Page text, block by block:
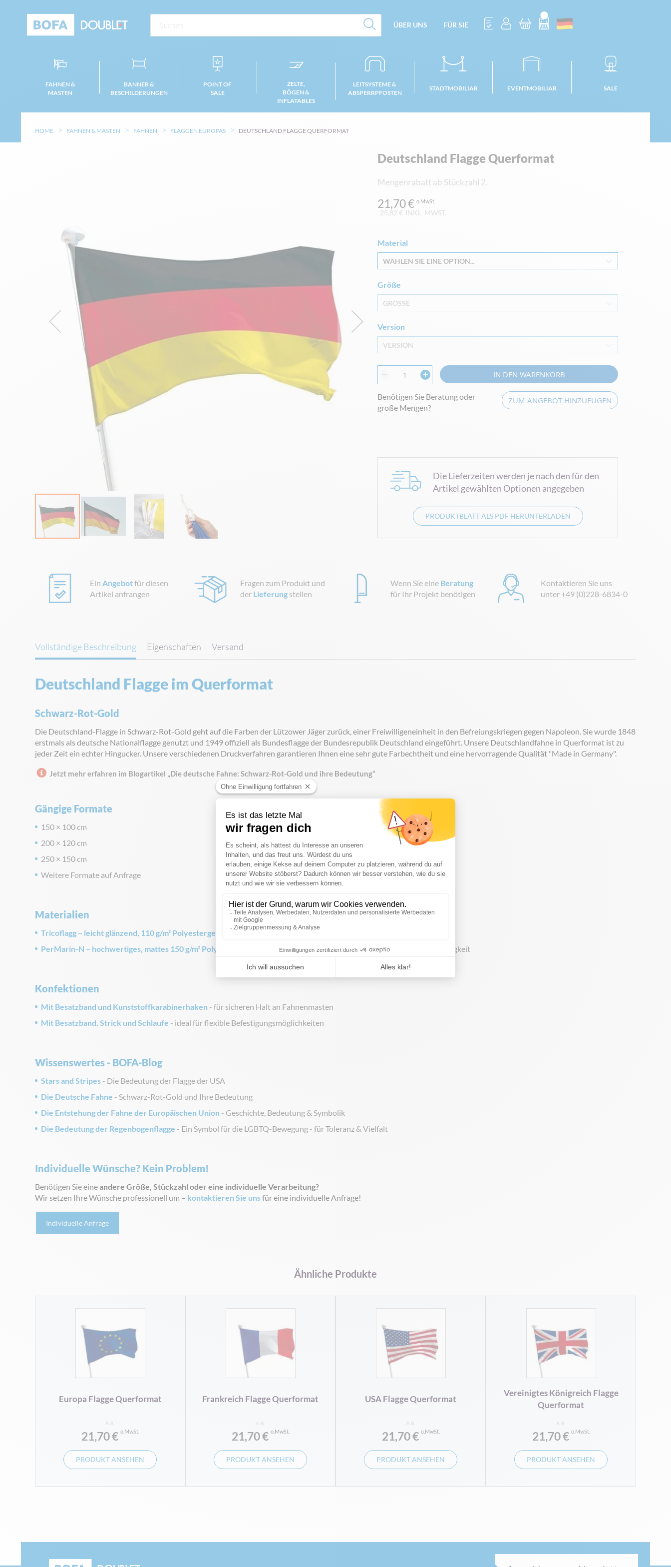
ÜBER UNS FÜR SIE
FAHNEN &
MASTEN
BANNER &
BESCHILDERUNGEN
POINT OF
SALE
ZELTE,
BÖGEN &
INFLATABLES
LEITSYSTEME &
ABSPERRPFOSTEN
STADTMOBILIAR EVENTMOBILIAR SALE
HOME FAHNEN & MASTEN FAHNEN FLAGGEN EUROPAS DEUTSCHLAND FLAGGE QUERFORMAT
Deutschland Flagge Querformat
Mengenrabatt ab Stückzahl 2.
25,82 € INKL. MWST.
21,70 €
Material
WÄHLEN SIE EINE OPTION...
Größe
GRÖSSE
Version
VERSION
IN DEN WARENKORB
Benötigen Sie Beratung oder
große Mengen?
ZUM ANGEBOT HINZUFÜGEN
Die Lieferzeiten werden je nach den für den
Artikel gewählten Optionen angegeben
PRODUKTBLATT ALS PDF HERUNTERLADEN
Bildgalerie
springen
Ein Angebotfür diesen
Artikel anfrangen
Fragen zum Produkt und
der Lieferung stellen
Wenn Sie eine Beratung
für Ihr Projekt benötigen
Kontaktieren Sie uns
unter +49 (0)228-6834-0
Vollständige Beschreibung
Deutschland Flagge im Querformat
Schwarz-Rot-Gold
Die Deutschland-Flagge in Schwarz-Rot-Gold geht auf die Farben der Lützower Jäger zurück, einer Freiwilligeneinheit in den Befreiungskriegen gegen Napoleon. Sie wurde 1848
erstmals als deutsche Nationalflagge genutzt und 1949 offiziell als Bundesflagge der Bundesrepublik Deutschland eingeführt. Unsere Deutschlandfahne in Querformat ist zu
jeder Zeit ein echter Hingucker. Unsere verschiedenen Druckverfahren garantieren Ihnen eine sehr gute Farbechtheit und eine hervorragende Qualität "Made in Germany".
Jetzt mehr erfahren im Blogartikel „Die deutsche Fahne: Schwarz-Rot-Gold und ihre Bedeutung“
Gängige Formate
150 × 100 cm
200 × 120 cm
250 × 150 cm
Weitere Formate auf Anfrage
Materialien
Tricoflagg – leicht glänzend, 110 g/m² Polyestergewirke- ideal für den Außeneinsatz mit hoher Reißfestigkeit
PerMarin-N – hochwertiges, mattes 150 g/m² Polyestergewebe
- bekannt aus der Schifffahrt für höchste Strapazierfähigkeit
Konfektionen
Mit Besatzband und Kunststoffkarabinerhaken - für sicheren Halt an Fahnenmasten
Mit Besatzband, Strick und Schlaufe - ideal für flexible Befestigungsmöglichkeiten
Wissenswertes - BOFA-Blog
Stars and Stripes - Die Bedeutung der Flagge der USA
Die Deutsche Fahne - Schwarz-Rot-Gold und Ihre Bedeutung
Die Entstehung der Fahne der Europäischen Union - Geschichte, Bedeutung & Symbolik
Die Bedeutung der Regenbogenflagge - Ein Symbol für die LGBTQ-Bewegung - für Toleranz & Vielfalt
Individuelle Wünsche? Kein Problem!
Benötigen Sie eineandere Größe, Stückzahl oder eine individuelle Verarbeitung?
Wir setzen Ihre Wünsche professionell um – kontaktieren Sie unsfür eine individuelle Anfrage!
Individuelle Anfrage
Eigenschaften Versand
Ähnliche Produkte
Europa Flagge Querformat
AB
21,70 €
PRODUKT ANSEHEN
Frankreich Flagge Querformat
AB
21,70 €
PRODUKT ANSEHEN
USA Flagge Querformat
AB
21,70 €
PRODUKT ANSEHEN
Vereinigtes Königreich Flagge
Querformat
AB
21,70 €
PRODUKT ANSEHEN